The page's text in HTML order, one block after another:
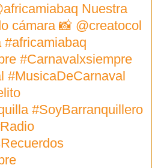
Nuestra
cámara 📸 @creatocol
#Carnavalxsiempre
#MusicaDeCarnaval
#SoyBarranquillero